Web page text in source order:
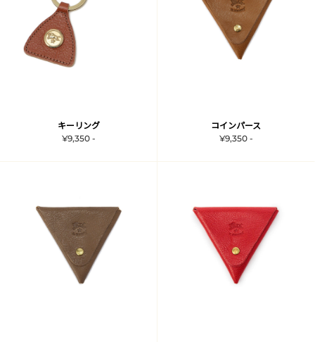
キーリング
¥9,350 -
コインパース
¥9,350 -